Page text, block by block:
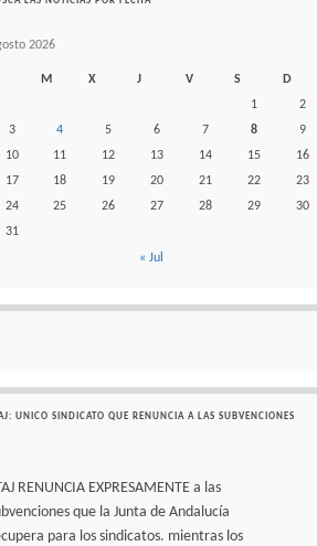
2026
M X J V S
D
1
2
3
4 5 6 7 8
9
10
11 12 13 14 15
16
17
18 19 20 21 22
23
24
25 26 27 28 29
30
31
« Jul
UNICO SINDICATO QUE RENUNCIA A LAS SUBVENCIONES
RENUNCIA EXPRESAMENTE a las
que la Junta de Andalucía
para los sindicatos. mientras los